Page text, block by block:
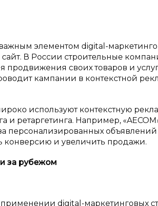
важным элементом digital-
В России строительные
продвижения своих товаров и
кампании в контекстной
используют контекстную
и ретаргетинга. Например,
персонализированных
конверсию и увеличить продажи.
за рубежом
digital-маркетинговых